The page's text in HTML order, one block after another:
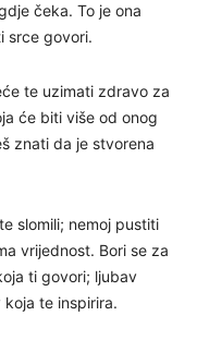
čeka. To je ona
srce govori.
te uzimati zdravo za
će biti više od onog
znati da je stvorena
slomili; nemoj pustiti
vrijednost. Bori se za
ti govori; ljubav
te inspirira.